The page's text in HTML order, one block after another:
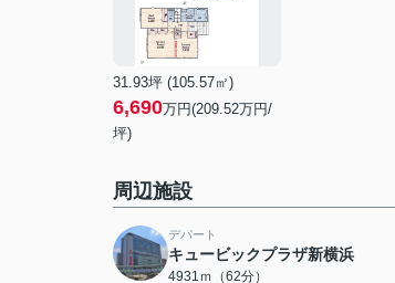
31.93坪 (105.57㎡)
6,690万円(209.52万円/
坪)
周辺施設
デパート
キュービックプラザ新横浜
4931ｍ（62分）